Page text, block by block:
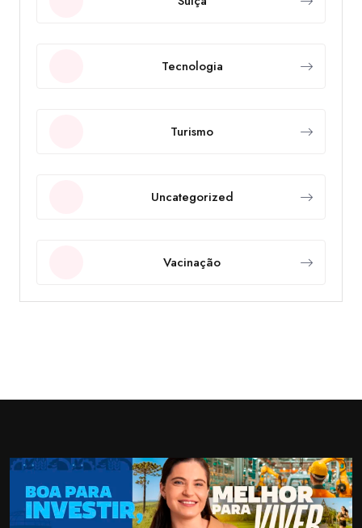
Tecnologia
Turismo
Uncategorized
Vacinação